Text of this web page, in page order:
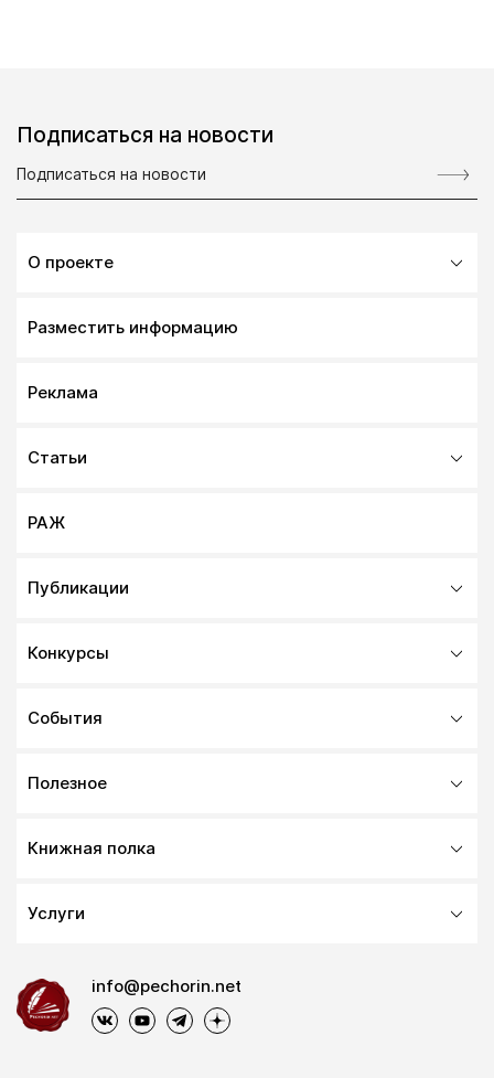
Подписаться на новости
О проекте
Разместить информацию
Реклама
Статьи
РАЖ
Публикации
Конкурсы
События
Полезное
Книжная полка
Услуги
info@pechorin.net